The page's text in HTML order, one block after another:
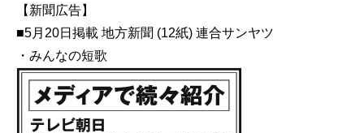
【新聞広告】
■5月20日掲載 地方新聞 (12紙) 連合サンヤツ
・みんなの短歌